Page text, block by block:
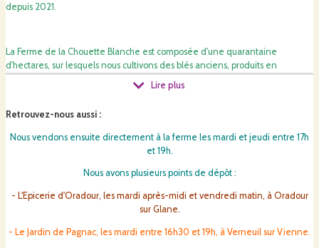
depuis 2021.
La Ferme de la Chouette Blanche est composée d'une quarantaine
d'hectares, sur lesquels nous cultivons des blés anciens, produits en
...), une partietransformation(graines en farine puis farine en pain), vient
de nos produits en direct à la ferme ou sur des lieux de
La Ferme de la Chouette Blanche est située sur la commune de Javerdat,
Lire plus
Retrouvez-nous aussi :
Nous vendons ensuite directement à la ferme les mardi et jeudi entre 17h
et 19h.
Nous avons plusieurs points de dépôt :
- L'Epicerie d'Oradour, les mardi après-midi et vendredi matin, à Oradour
sur Glane.
- Le Jardin de Pagnac, les mardi entre 16h30 et 19h, à Verneuil sur Vienne.